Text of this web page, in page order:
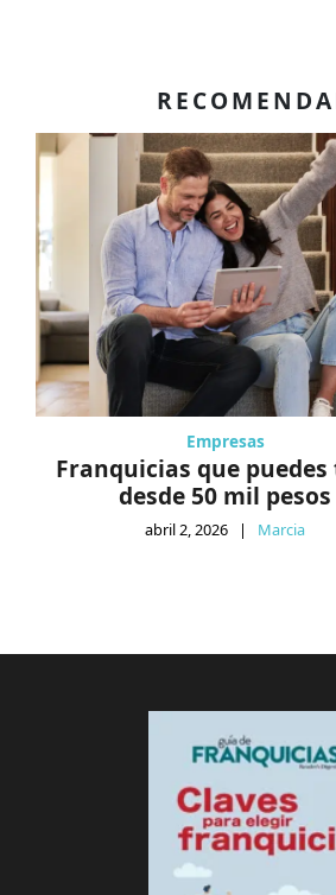
Empresas
Franquicias que
desde 50 mil pesos
abril 2, 2026 | Marcia